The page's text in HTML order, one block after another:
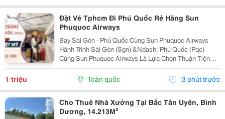
Đặt Vé Tphcm Đi Phú Quốc Rẻ Hãng Sun
Phuquoc Airways
Bay Sài Gòn - Phú Quốc Cùng Sun Phuquoc Airways
Hành Trình Sài Gòn (Sgn) &Ndash; Phú Quốc (Pqc)
Cùng Sun Phuquoc Airways Là Lựa Chọn Thuận Tiện
Cho Những Ai Đang Lên Kế Hoạch Khám Phá Đảo
Ngọc. Từ Tp.hcm, Hành Khách Có Thể Dễ Dàng Di
Chuyển Đến...
1 triệu Toàn quốc 3 phút trước
Cho Thuê Nhà Xưởng Tại Bắc Tân Uyên, Bình
Dương, 14.213M²